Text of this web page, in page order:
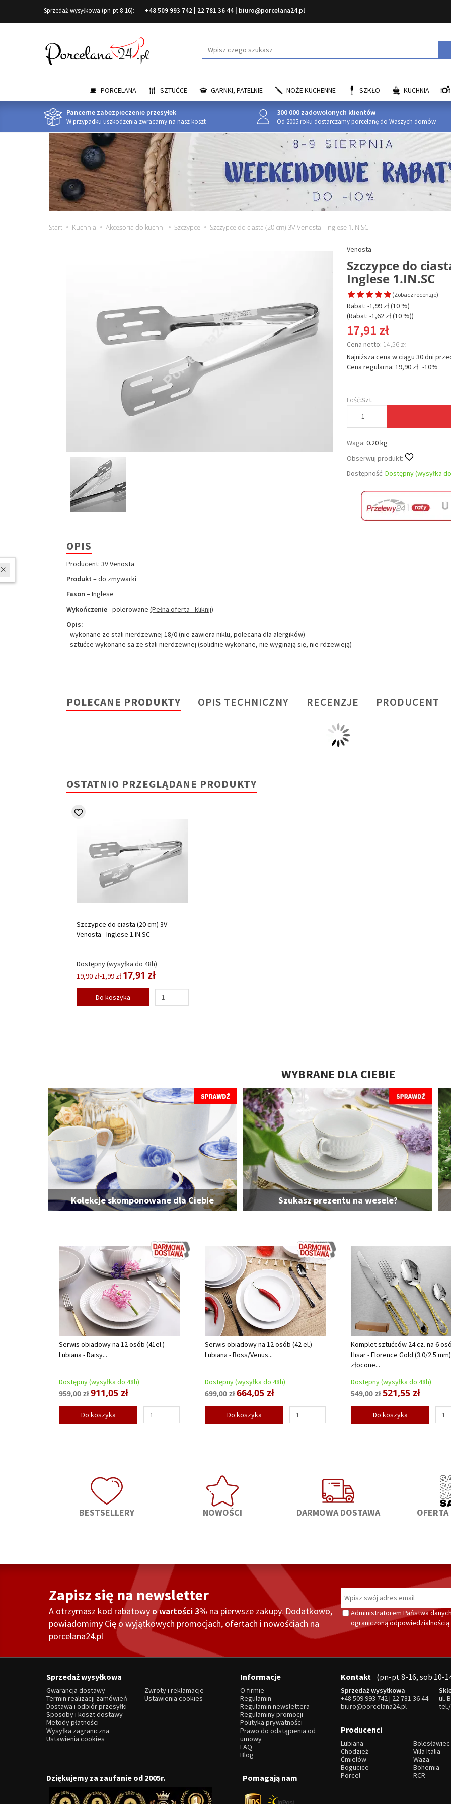
Sprzedaż wysyłkowa (pn-pt 8-16): +48 509 993 742 22 781 36 44 biuro@porcelana24.pl
Wyszukaj
PORCELANA SZTUĆCE GARNKI, PATELNIE NOŻE KUCHENNE SZKŁO KUCHNIA
Pancerne zabezpieczenie przesyłek
W przypadku uszkodzenia zwracamy na nasz koszt
300 000 zadowolonych klientów
Od 2005 roku dostarczamy porcelanę do Waszych domów
Start Kuchnia Akcesoria do kuchni Szczypce Szczypce do ciasta (20 cm) 3V Venosta - Inglese 1.IN.SC
Venosta
Szczypce do
Inglese 1.IN.SC
(Zobacz recenzje)
Rabat: -1,99 zł(10 %)
(Rabat: -1,62 zł(10 %))
17,91 zł
Cena netto: 14,56 zł
Najniższa cena w ciągu 30 dni
Cena regularna: 19,90 zł -10%
Ilość:Szt.
Waga: 0.20 kg
Obserwuj produkt:
Dostępność: Dostępny (wysyłka
OPIS
Producent: 3V Venosta
Produkt –do zmywarki
Fason – Inglese
Wykończenie- polerowane (Pełna oferta - kliknij)
Opis:
- wykonane ze stali nierdzewnej 18/0 (nie zawiera niklu, polecana dla alergików)
- sztućce wykonane są ze stali nierdzewnej (solidnie wykonane, nie wyginają się, nie rdzewieją)
POLECANE PRODUKTY OPIS TECHNICZNY RECENZJE PRODUCENT
OSTATNIO PRZEGLĄDANE PRODUKTY
Szczypce do ciasta (20 cm) 3V
Venosta - Inglese 1.IN.SC
Dostępny (wysyłka do 48h)
19,90 zł-1,99 zł 17,91 zł
Do koszyka
WYBRANE DLA CIEBIE
Kolekcje skomponowane dla Ciebie Szukasz prezentu na wesele?
Serwis obiadowy na 12 osób (41el.)
Lubiana - Daisy...
Dostępny (wysyłka do 48h)
959,00 zł911,05 zł
Do koszyka
Serwis obiadowy na 12 osób (42 el.)
Lubiana - Boss/Venus...
Dostępny (wysyłka do 48h)
699,00 zł664,05 zł
Do koszyka
Komplet sztućców 24 cz. na 6
Hisar - Florence Gold (3.0/2.5 mm)
złocone...
Dostępny (wysyłka do 48h)
549,00 zł521,55 zł
Do koszyka
BESTSELLERY NOWOŚCI DARMOWA DOSTAWA
Zapisz się na newsletter
A otrzymasz kod rabatowy o wartości 3% na pierwsze zakupy. Dodatkowo,
powiadomimy Cię o wyjątkowych promocjach, ofertach i nowościach na
porcelana24.pl
Administratorem Państwa
ograniczoną odpowiedzialnością
Sprzedaż wysyłkowa
Gwarancja dostawy
Termin realizacji zamówień
Dostawa i odbiór przesyłki
Sposoby i koszt dostawy
Metody płatności
Wysyłka zagraniczna
Ustawienia cookies
Zwroty i reklamacje
Ustawienia cookies
Informacje
O firmie
Regulamin
Regulamin newslettera
Regulaminy promocji
Polityka prywatności
Prawo do odstąpienia od
umowy
FAQ
Blog
Kontakt (pn-pt 8-16, sob 10-
Sprzedaż wysyłkowa
+48 509 993 742| 22 781 36 44
biuro@porcelana24.pl
ul.
Producenci
Lubiana
Bolesławiec
Chodzież
Villa Italia
Ćmielów
Waza
Bogucice
Bohemia
Porcel
RCR
Dziękujemy za zaufanie od 2005r. Pomagają nam